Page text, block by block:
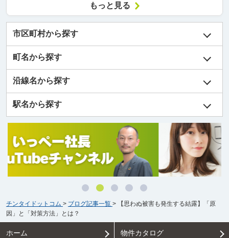
もっと見る
市区町村から探す
町名から探す
沿線名から探す
駅名から探す
チンタイドットコム > ブログ記事一覧 >
【思わぬ被害も発生する結露】「原
因」と「対策方法」とは？
ホーム 物件カタログ